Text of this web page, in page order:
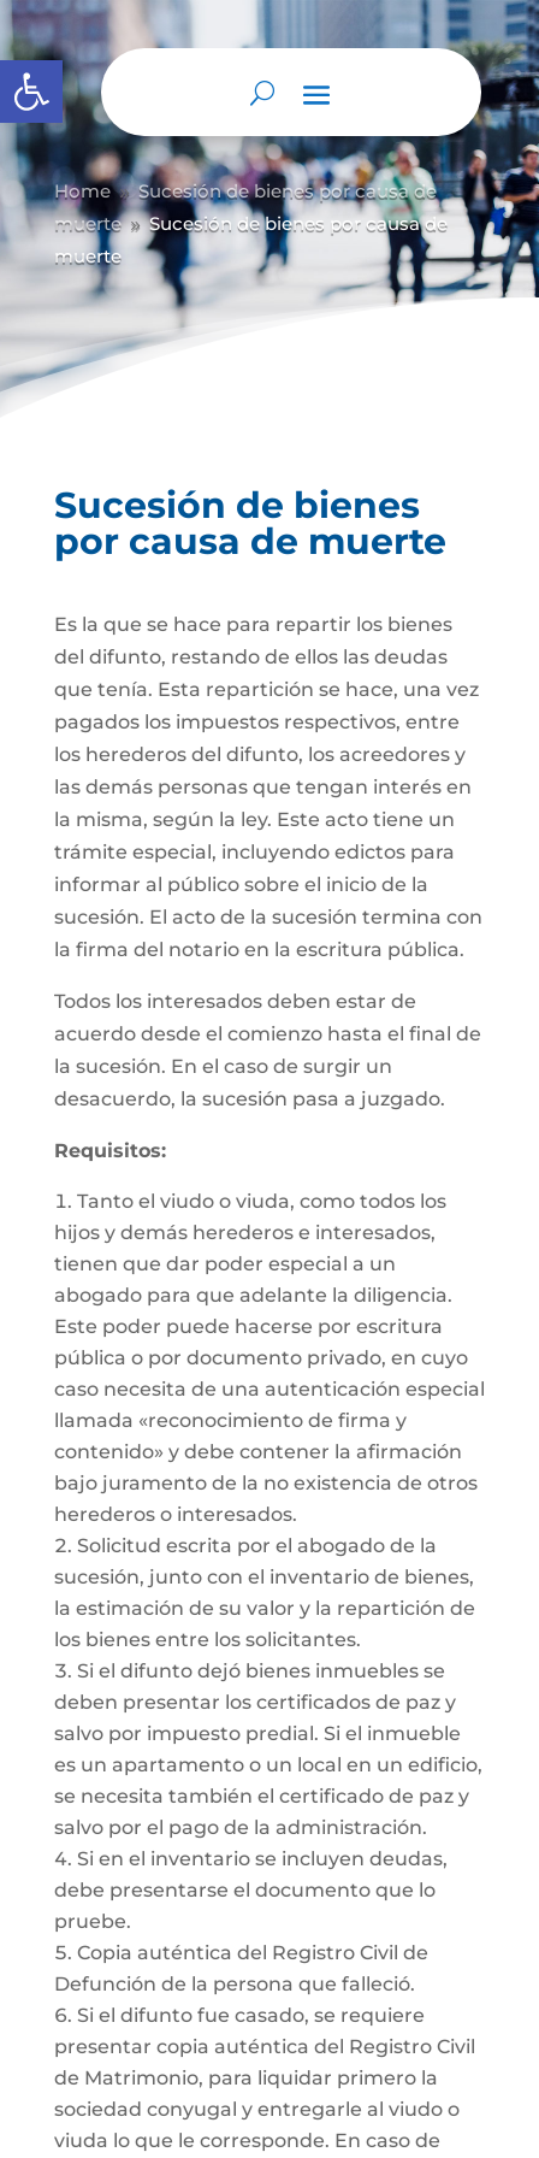
Abrir barra de herramientas
Home 9 Sucesión de bienes por causa de
muerte 9 Sucesión de bienes por causa de
muerte
Sucesión de bienes
por causa de muerte
Es la que se hace para repartir los bienes
del difunto, restando de ellos las deudas
que tenía. Esta repartición se hace, una vez
pagados los impuestos respectivos, entre
los herederos del difunto, los acreedores y
las demás personas que tengan interés en
la misma, según la ley. Este acto tiene un
trámite especial, incluyendo edictos para
informar al público sobre el inicio de la
sucesión. El acto de la sucesión termina con
la firma del notario en la escritura pública.
Todos los interesados deben estar de
acuerdo desde el comienzo hasta el final de
la sucesión. En el caso de surgir un
desacuerdo, la sucesión pasa a juzgado.
Requisitos:
Tanto el viudo o viuda, como todos los
hijos y demás herederos e interesados,
tienen que dar poder especial a un
abogado para que adelante la diligencia.
Este poder puede hacerse por escritura
pública o por documento privado, en cuyo
caso necesita de una autenticación especial
llamada «reconocimiento de firma y
contenido» y debe contener la afirmación
bajo juramento de la no existencia de otros
herederos o interesados.
Solicitud escrita por el abogado de la
sucesión, junto con el inventario de bienes,
la estimación de su valor y la repartición de
los bienes entre los solicitantes.
Si el difunto dejó bienes inmuebles se
deben presentar los certificados de paz y
salvo por impuesto predial. Si el inmueble
es un apartamento o un local en un edificio,
se necesita también el certificado de paz y
salvo por el pago de la administración.
Si en el inventario se incluyen deudas,
debe presentarse el documento que lo
pruebe.
Copia auténtica del Registro Civil de
Defunción de la persona que falleció.
Si el difunto fue casado, se requiere
presentar copia auténtica del Registro Civil
de Matrimonio, para liquidar primero la
sociedad conyugal y entregarle al viudo o
viuda lo que le corresponde. En caso de